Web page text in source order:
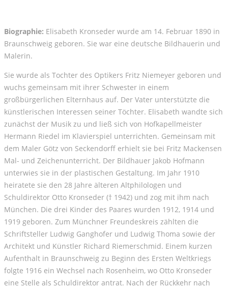
Biographie: Elisabeth Kronseder wurde am 14. Februar 1890 in
Braunschweig geboren. Sie war eine deutsche Bildhauerin und
Malerin.
Sie wurde als Tochter des Optikers Fritz Niemeyer geboren und
wuchs gemeinsam mit ihrer Schwester in einem
großbürgerlichen Elternhaus auf. Der Vater unterstützte die
künstlerischen Interessen seiner Töchter. Elisabeth wandte sich
zunächst der Musik zu und ließ sich von Hofkapellmeister
Hermann Riedel im Klavierspiel unterrichten. Gemeinsam mit
dem Maler Götz von Seckendorff erhielt sie bei Fritz Mackensen
Mal- und Zeichenunterricht. Der Bildhauer Jakob Hofmann
unterwies sie in der plastischen Gestaltung. Im Jahr 1910
heiratete sie den 28 Jahre älteren Altphilologen und
Schuldirektor Otto Kronseder († 1942) und zog mit ihm nach
München. Die drei Kinder des Paares wurden 1912, 1914 und
1919 geboren. Zum Münchner Freundeskreis zählten die
Schriftsteller Ludwig Ganghofer und Ludwig Thoma sowie der
Architekt und Künstler Richard Riemerschmid. Einem kurzen
Aufenthalt in Braunschweig zu Beginn des Ersten Weltkriegs
folgte 1916 ein Wechsel nach Rosenheim, wo Otto Kronseder
eine Stelle als Schuldirektor antrat. Nach der Rückkehr nach